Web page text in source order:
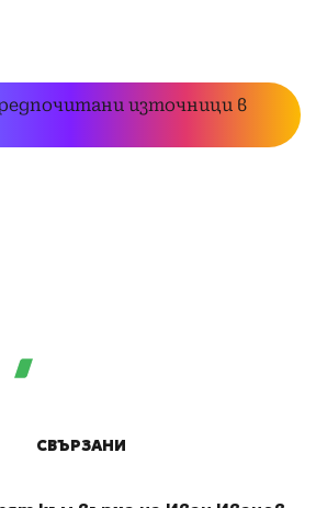
източници в
СВЪРЗАНИ